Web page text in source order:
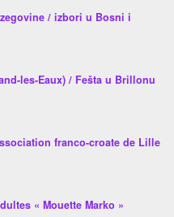
/ izbori u Bosni i
les-Eaux) / Fešta u Brillonu
franco-croate de Lille
« Mouette Marko »